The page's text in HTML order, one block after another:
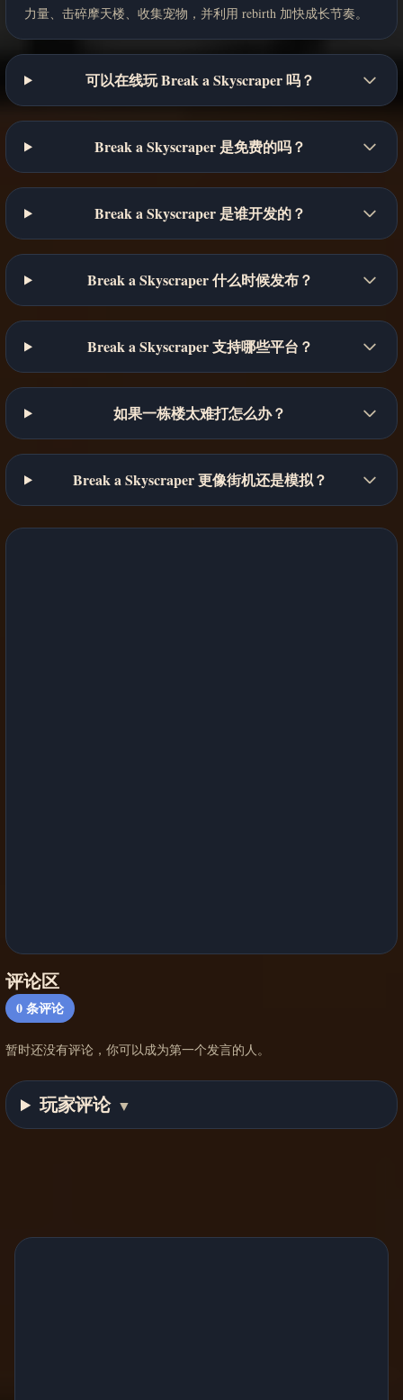
力量、击碎摩天楼、收集宠物，并利用 rebirth 加快成长节奏。
可以在线玩 Break a Skyscraper 吗？
Break a Skyscraper 是免费的吗？
Break a Skyscraper 是谁开发的？
Break a Skyscraper 什么时候发布？
Break a Skyscraper 支持哪些平台？
如果一栋楼太难打怎么办？
Break a Skyscraper 更像街机还是模拟？
评论区
0条评论
暂时还没有评论，你可以成为第一个发言的人。
玩家评论 ▼